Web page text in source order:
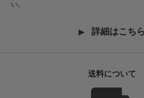
い。
詳細はこちら
送料について